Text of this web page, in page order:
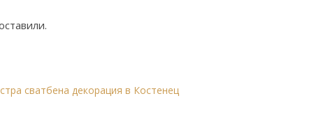
сватбена декорация в Костенец